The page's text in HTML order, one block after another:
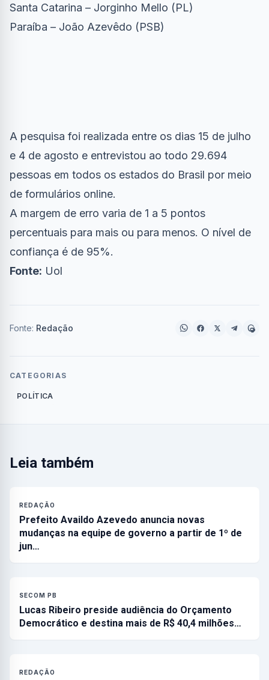
Santa Catarina – Jorginho Mello (PL)
Paraíba – João Azevêdo (PSB)
A pesquisa foi realizada entre os dias 15 de julho
e 4 de agosto e entrevistou ao todo 29.694
pessoas em todos os estados do Brasil por meio
de formulários online.
A margem de erro varia de 1 a 5 pontos
percentuais para mais ou para menos. O nível de
confiança é de 95%.
Fonte: Uol
Fonte: Redação
CATEGORIAS
POLÍTICA
Leia também
REDAÇÃO
Prefeito Availdo Azevedo anuncia novas
mudanças na equipe de governo a partir de 1º de
jun…
SECOM PB
Lucas Ribeiro preside audiência do Orçamento
Democrático e destina mais de R$ 40,4 milhões…
REDAÇÃO